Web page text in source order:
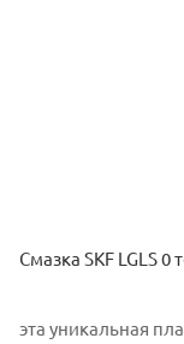
Смазка SKF LGLS
эта уникальная